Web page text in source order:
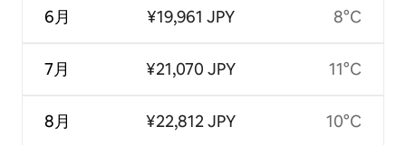
6月
7月
8月
¥19,961 JPY
¥21,070 JPY
¥22,812 JPY
8°C
11°C
10°C